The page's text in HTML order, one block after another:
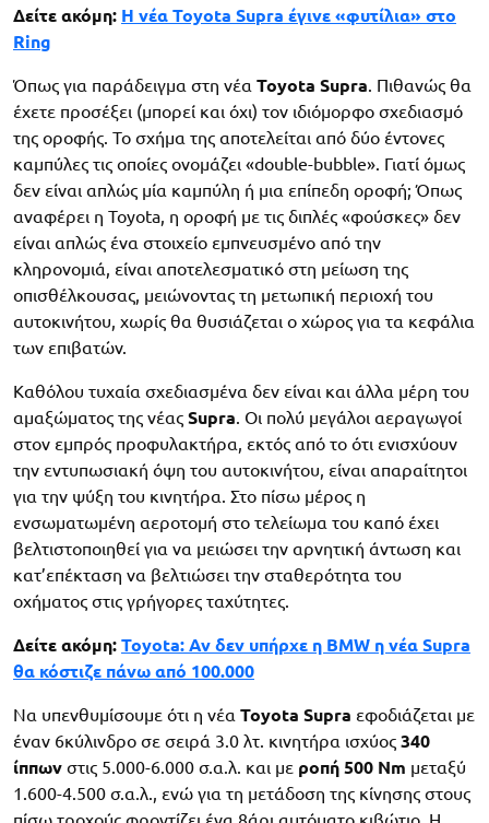
Δείτε ακόμη: H νέα Toyota Supra έγινε «φυτίλια» στο
Ring
Όπως για παράδειγμα στη νέα Toyota Supra. Πιθανώς θα
έχετε προσέξει (μπορεί και όχι) τον ιδιόμορφο σχεδιασμό
της οροφής. Το σχήμα της αποτελείται από δύο έντονες
καμπύλες τις οποίες ονομάζει «double-bubble». Γιατί όμως
δεν είναι απλώς μία καμπύλη ή μια επίπεδη οροφή; Όπως
αναφέρει η Toyota, η οροφή με τις διπλές «φούσκες» δεν
είναι απλώς ένα στοιχείo εμπνευσμένο από την
κληρονομιά, είναι αποτελεσματικό στη μείωση της
οπισθέλκουσας, μειώνοντας τη μετωπική περιοχή του
αυτοκινήτου, χωρίς θα θυσιάζεται ο χώρος για τα κεφάλια
των επιβατών.
Καθόλου τυχαία σχεδιασμένα δεν είναι και άλλα μέρη του
αμαξώματος της νέας Supra. Οι πολύ μεγάλοι αεραγωγοί
στον εμπρός προφυλακτήρα, εκτός από το ότι ενισχύουν
την εντυπωσιακή όψη του αυτοκινήτου, είναι απαραίτητοι
για την ψύξη του κινητήρα. Στο πίσω μέρος η
ενσωματωμένη αεροτομή στο τελείωμα του καπό έχει
βελτιστοποιηθεί για να μειώσει την αρνητική άντωση και
κατ’επέκταση να βελτιώσει την σταθερότητα του
οχήματος στις γρήγορες ταχύτητες.
Δείτε ακόμη: Toyota: Αν δεν υπήρχε η BMW η νέα Supra
θα κόστιζε πάνω από 100.000
Να υπενθυμίσουμε ότι η νέα Toyota Supra εφοδιάζεται με
έναν 6κύλινδρο σε σειρά 3.0 λτ. κινητήρα ισχύος 340
ίππων στις 5.000-6.000 σ.α.λ. και με ροπή 500 Nm μεταξύ
1.600-4.500 σ.α.λ., ενώ για τη μετάδοση της κίνησης στους